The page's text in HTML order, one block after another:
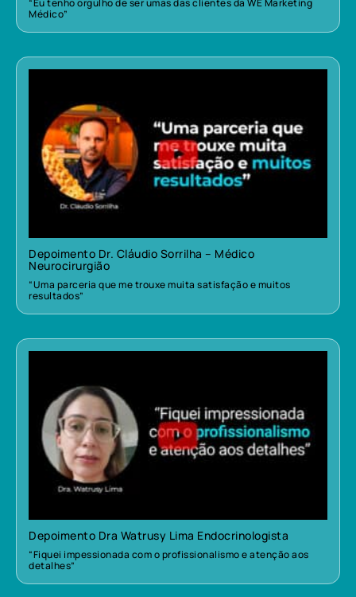
“Eu tenho orgulho de ser umas das clientes da WE Marketing
Médico”
Depoimento Dr. Cláudio Sorrilha – Médico
Neurocirurgião
“Uma parceria que me trouxe muita satisfação e muitos
resultados”
Depoimento Dra Watrusy Lima Endocrinologista
“Fiquei impessionada com o profissionalismo e atenção aos
detalhes”